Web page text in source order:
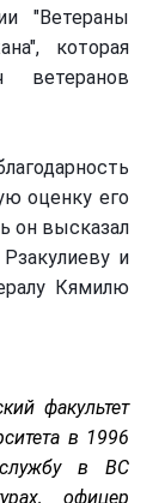
"Ветераны
которая
оценку его
он высказал
и
Кямилю
факультет
в 1996
в ВС
офицер